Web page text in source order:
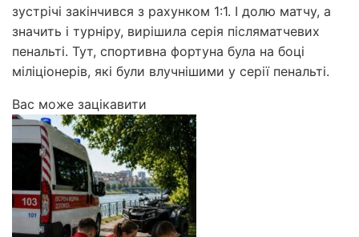
зустрічі закінчився з рахунком 1:1. І долю матчу, а
значить і турніру, вирішила серія післяматчевих
пенальті. Тут, спортивна фортуна була на боці
міліціонерів, які були влучнішими у серії пенальті.
Вас може зацікавити